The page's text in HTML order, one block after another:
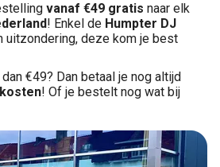
vanaf €49 gratis naar elk
! Enkel de Humpter DJ
uitzondering, deze kom je best
€49? Dan betaal je nog altijd
! Of je bestelt nog wat bij